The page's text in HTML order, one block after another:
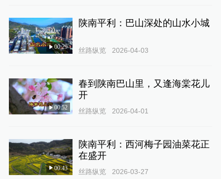
00:29
陕南平利：巴山深处的山水小城
丝路纵览 2026-04-03
00:52
春到陕南巴山里，又逢海棠花儿
开
丝路纵览 2026-04-01
00:43
陕南平利：西河梅子园油菜花正
在盛开
丝路纵览 2026-03-27